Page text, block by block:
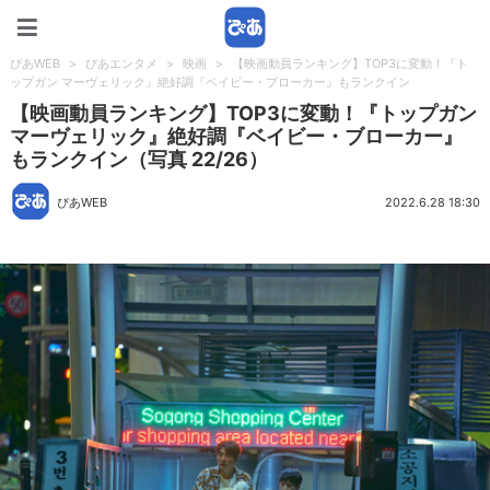
ぴあWEB > ぴあエンタメ > 映画 >
【映画動員ランキング】TOP3に変動！『ト
ップガン マーヴェリック』絶好調『ベイビー・ブローカー』もランクイン
【映画動員ランキング】TOP3に変動！『トップガン
マーヴェリック』絶好調『ベイビー・ブローカー』
もランクイン（写真 22/26）
ぴあWEB 2022.6.28 18:30